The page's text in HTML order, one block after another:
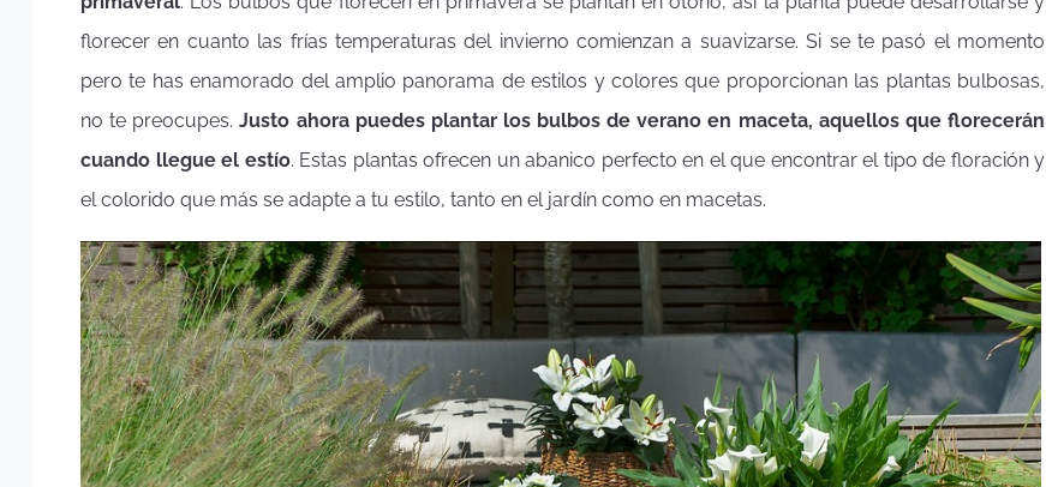
florecer en cuanto las frías temperaturas del invierno comienzan a suavizarse. Si se te pasó el momento
pero te has enamorado del amplio panorama de estilos y colores que proporcionan las plantas bulbosas,
no te preocupes.Justo ahora puedes plantar los bulbos de verano en maceta, aquellos que florecerán
cuando llegue el estío. Estas plantas ofrecen un abanico perfecto en el que encontrar el tipo de floración y
el colorido que más se adapte a tu estilo, tanto en el jardín como en macetas.